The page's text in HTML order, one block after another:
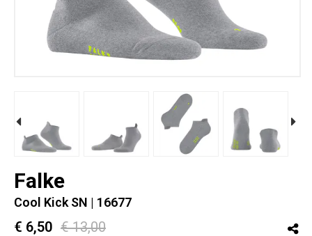
Falke
Cool Kick SN | 16677
€ 13,00
€ 6,50